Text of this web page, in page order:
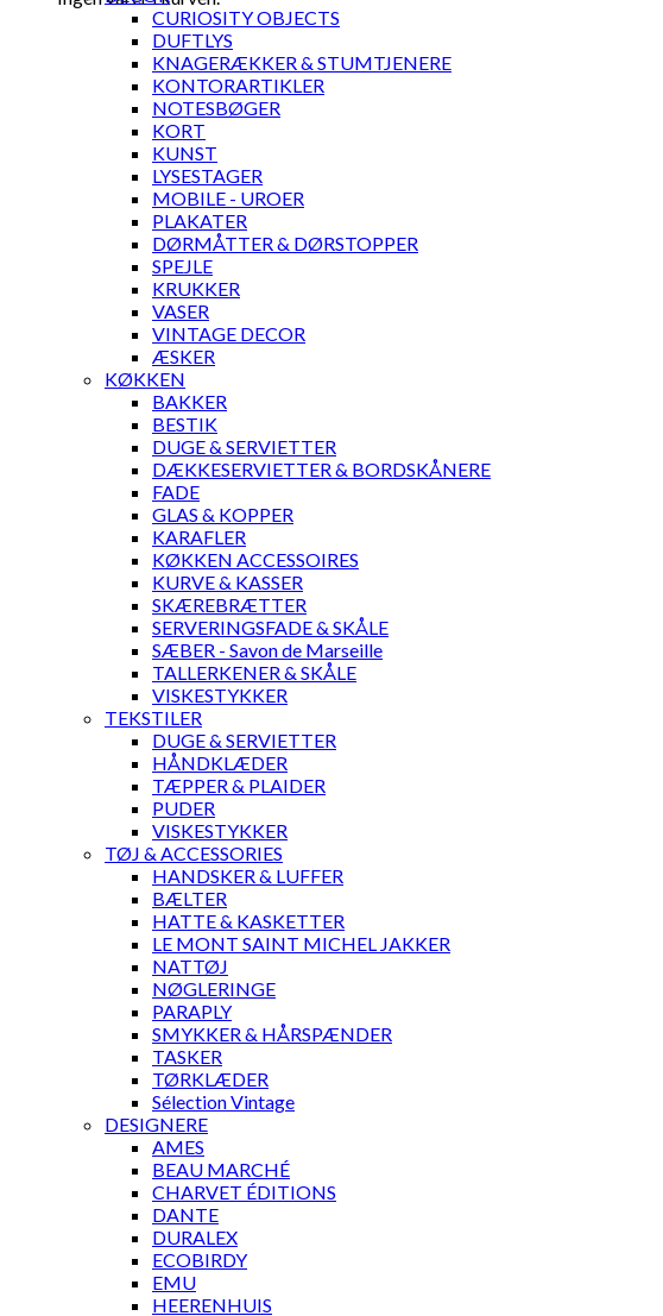
CURIOSITY OBJECTS
DUFTLYS
KNAGERÆKKER & STUMTJENERE
KONTORARTIKLER
NOTESBØGER
KORT
KUNST
LYSESTAGER
MOBILE - UROER
PLAKATER
DØRMÅTTER & DØRSTOPPER
SPEJLE
KRUKKER
VASER
VINTAGE DECOR
ÆSKER
KØKKEN
BAKKER
BESTIK
DUGE & SERVIETTER
DÆKKESERVIETTER & BORDSKÅNERE
FADE
GLAS & KOPPER
KARAFLER
KØKKEN ACCESSOIRES
KURVE & KASSER
SKÆREBRÆTTER
SERVERINGSFADE & SKÅLE
SÆBER - Savon de Marseille
TALLERKENER & SKÅLE
VISKESTYKKER
TEKSTILER
DUGE & SERVIETTER
HÅNDKLÆDER
TÆPPER & PLAIDER
PUDER
VISKESTYKKER
TØJ & ACCESSORIES
HANDSKER & LUFFER
BÆLTER
HATTE & KASKETTER
LE MONT SAINT MICHEL JAKKER
NATTØJ
NØGLERINGE
PARAPLY
SMYKKER & HÅRSPÆNDER
TASKER
TØRKLÆDER
Sélection Vintage
DESIGNERE
AMES
BEAU MARCHÉ
CHARVET ÉDITIONS
DANTE
DURALEX
ECOBIRDY
EMU
HEERENHUIS